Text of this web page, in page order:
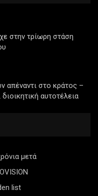
στην τρίωρη στάση
απέναντι στο κράτος –
αυτοτέλεια
μετά
list